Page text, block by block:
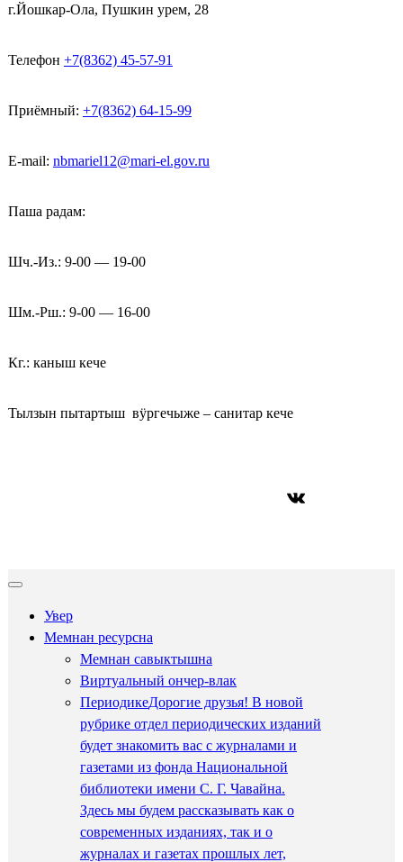
г.Йошкар-Ола, Пушкин урем, 28
Телефон +7(8362) 45-57-91
Приёмный: +7(8362) 64-15-99
E-mail: nbmariel12@mari-el.gov.ru
Паша радам:
Шч.-Из.: 9-00 — 19-00
Шм.-Рш.: 9-00 — 16-00
Кг.: каныш кече
Тылзын пытартыш вӱргечыже – санитар кече
ВКонтакте
Увер
Мемнан ресурсна
Мемнан савыктышна
Виртуальный ончер-влак
ПериодикеДорогие друзья! В новой
рубрике отдел периодических изданий
будет знакомить вас с журналами и
газетами из фонда Национальной
библиотеки имени С. Г. Чавайна.
Здесь мы будем рассказывать как о
современных изданиях, так и о
журналах и газетах прошлых лет,